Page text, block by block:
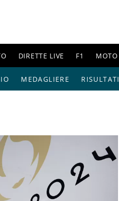
DIRETTE LIVE F1 MOTO
MEDAGLIERE RISULTATI